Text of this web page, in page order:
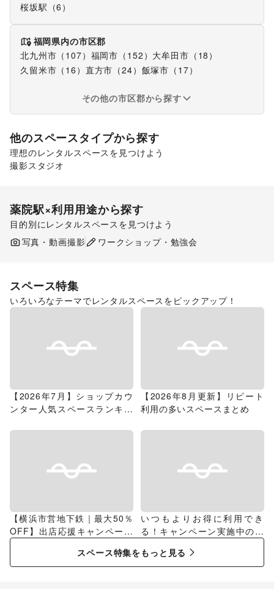
桜坂駅 （6 ）
福岡県内の市区郡
北九州市 （ 107） 福岡市 （ 152 ） 大牟田市 （ 18 ）
久留米市 （ 16 ） 直方市 （24） 飯塚市 （ 17）
その他の市区郡から探す
他のスペースタイプから探す
理想のレンタルスペースを見つけよう
ギャラリー・貸し画廊
撮影スタジオ
薬院駅×利用用途から探す
目的別にレンタルスペースを見つけよう
ポップアップストア
食品販売
販促イベント 展示会・個展
写真・動画撮影 ワークショップ・勉強会
スペース特集
いろいろなテーマでレンタルスペースをピックアップ！
【2026年7月】ショップカウ
ンター人気スペースランキン
【2026年8月更新】リピート
利用の多いスペースまとめ
【横浜市営地下鉄｜最大50％
OFF】出店応援キャンペーン
特集
いつもよりお得に利用でき
る！キャンペーン実施中のス
スペース特集をもっと見る